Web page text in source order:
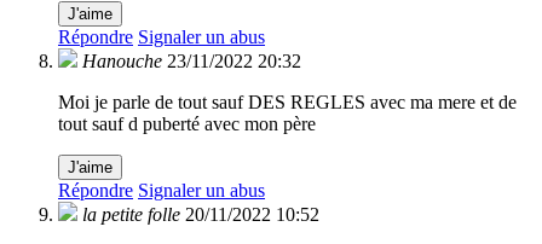
J'aime
Répondre Signaler un abus
Hanouche 23/11/2022 20:32
Moi je parle de tout sauf DES REGLES avec ma mere et de
tout sauf d puberté avec mon père
J'aime
Répondre Signaler un abus
la petite folle 20/11/2022 10:52